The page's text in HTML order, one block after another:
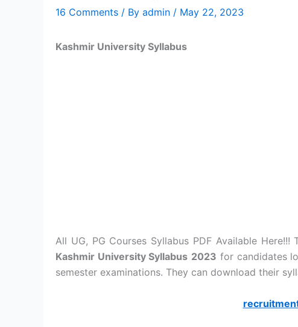
16 Comments / By admin / May 22, 2023
Kashmir University Syllabus
All UG, PG Courses Syllabus PDF Available
Kashmir University Syllabus 2023 for candidates
semester examinations. They can download their